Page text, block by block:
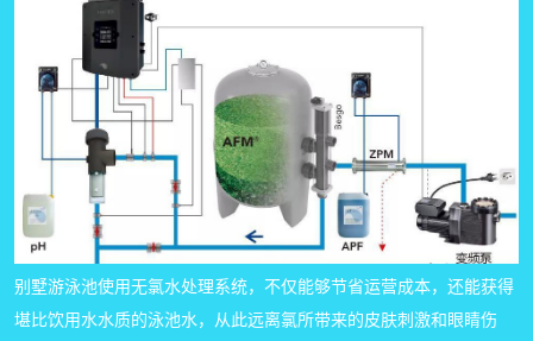
别墅游泳池使用无氯水处理系统，不仅能够节省运营成本，还能获得
堪比饮用水水质的泳池水，从此远离氯所带来的皮肤刺激和眼睛伤